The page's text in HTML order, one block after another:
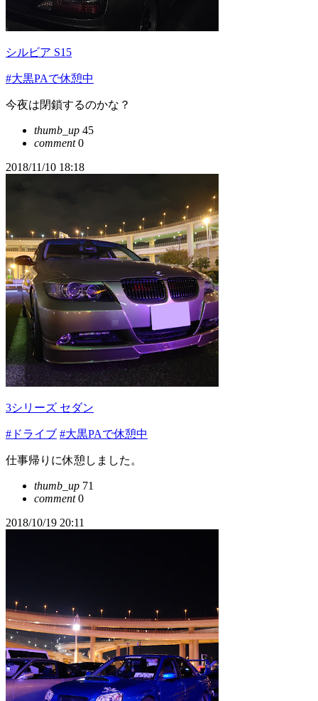
シルビア S15
#大黒PAで休憩中
今夜は閉鎖するのかな？
thumb_up 45
comment0
2018/11/10 18:18
3シリーズ セダン
#ドライブ #大黒PAで休憩中
仕事帰りに休憩しました。
thumb_up 71
comment0
2018/10/19 20:11